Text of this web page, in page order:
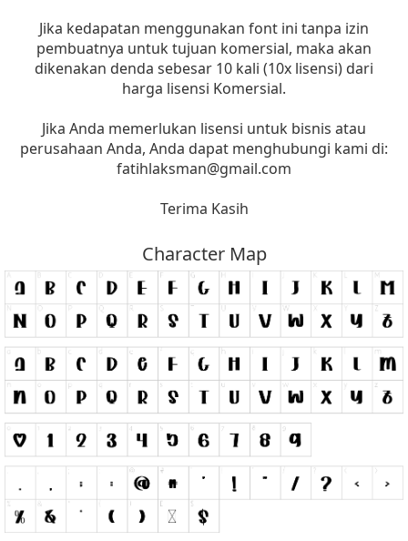
Jika kedapatan menggunakan font ini tanpa izin
pembuatnya untuk tujuan komersial, maka akan
dikenakan denda sebesar 10 kali (10x lisensi) dari
harga lisensi Komersial.
Jika Anda memerlukan lisensi untuk bisnis atau
perusahaan Anda, Anda dapat menghubungi kami di:
fatihlaksman@gmail.com
Terima Kasih
Character Map